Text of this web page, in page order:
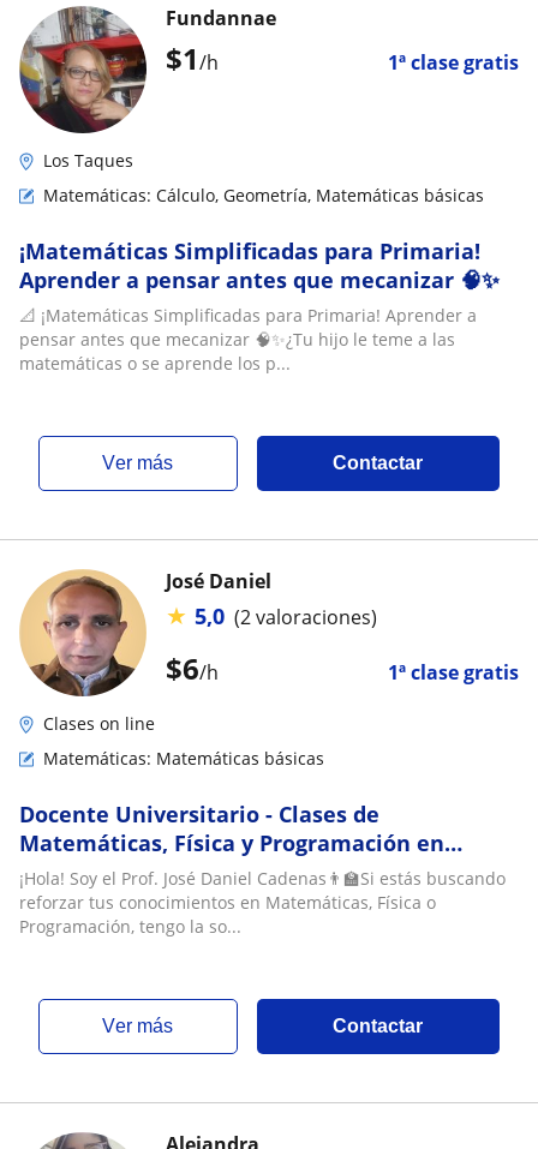
$1/h 1ª clase gratis
Fundannae
Los Taques
Matemáticas: Cálculo, Geometría, Matemáticas básicas
¡Matemáticas Simplificadas para Primaria!
Aprender a pensar antes que mecanizar 🧠✨
📐 ¡Matemáticas Simplificadas para Primaria! Aprender a
pensar antes que mecanizar 🧠✨¿Tu hijo le teme a las
matemáticas o se aprende los p...
ver más Contactar
$6/h 1ª clase gratis
José Daniel
★ 5,0 (2 valoraciones)
Clases on line
Matemáticas: Matemáticas básicas
Docente Universitario - Clases de
Matemáticas, Física y Programación en
Cabudare
¡Hola! Soy el Prof. José Daniel Cadenas👨‍🏫Si estás buscando
reforzar tus conocimientos en Matemáticas, Física o
Programación, tengo la so...
ver más Contactar